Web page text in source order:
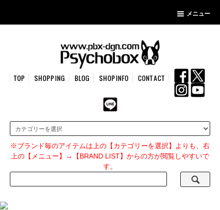
メニュー
TOP SHOPPING BLOG SHOPINFO CONTACT
※ブランド毎のアイテムは上の【カテゴリーを選択】よりも、右
上の【メニュー】→【BRAND LIST】からの方が閲覧しやすいで
す。